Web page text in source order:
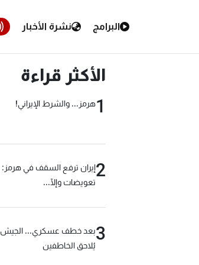
البرامج نشرة الأخبار
الأكثر قراءة
1هرمز... والشرط الإيراني!
2إيران ترفع السقف في هرمز:
تعويضات وإلّا...
3بعد خطف عسكري... الجيش
يُلاحق الخاطفين